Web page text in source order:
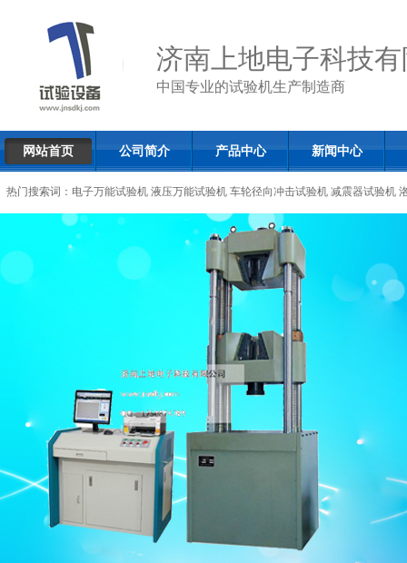
济南上地电子科技
中国专业的试验机生产制造商
网站首页 公司简介 产品中心 新闻中心
热门搜索词： 电子万能试验机 液压万能试验机 车轮径向冲击试验机 减震器试验机